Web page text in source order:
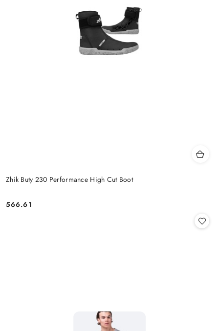
Zhik Buty 230 Performance High Cut Boot
Cena:
566.61